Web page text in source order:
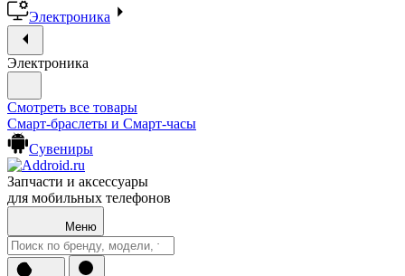
Электроника
Электроника
Смотреть все товары
Смарт-браслеты и Смарт-часы
Сувениры
Запчасти и аксессуары
для мобильных телефонов
Меню